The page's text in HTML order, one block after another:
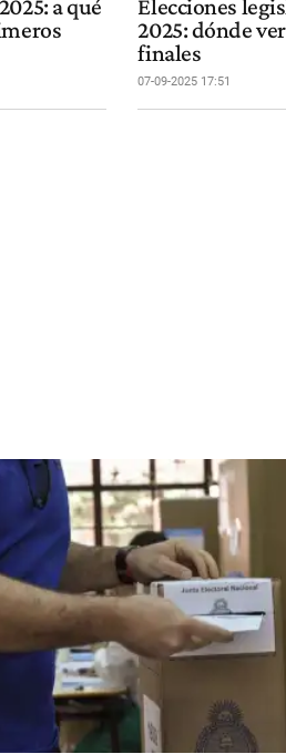
a qué
Elecciones
2025: dónde
finales
07-09-2025 17:51